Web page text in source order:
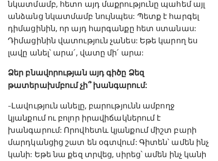
նկատմամբ, հետո այդ մաքրությունը պահեմ այլ
անձանց նկատմամբ նույնպես: Պետք է հարգել
դիմացինին, որ այդ հարգանքը հետ ստանաս:
Դիմացինին վատություն չանես: Եթե կարող ես
լավը անել՝ արա՛, վատը մի՛ արա:
Ձեր բնավորության այդ գիծը Ձեզ
թատերախմբում չի՞ խանգարում:
-Լավություն անելը, բարությունն ամբողջ
կյանքում ու բոլոր իրավիճակներում է
խանգարում: Որովհետև կյանքում միշտ բարի
մարդկանցից շատ են օգտվում: Գիտեն՝ ամեն ինչ
կանի: Եթե նա քեզ տրվեց, սիրեց՝ ամեն ինչ կանի